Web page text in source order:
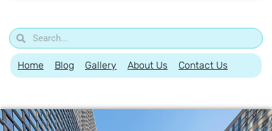
Home Blog Gallery About Us Contact Us